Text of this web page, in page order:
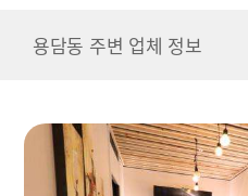
용담동 주변 업체 정보